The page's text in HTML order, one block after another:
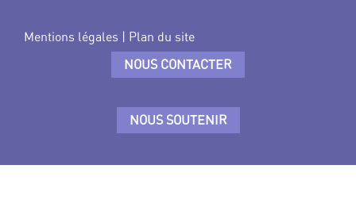
Mentions légales | Plan du site
NOUS CONTACTER
NOUS SOUTENIR